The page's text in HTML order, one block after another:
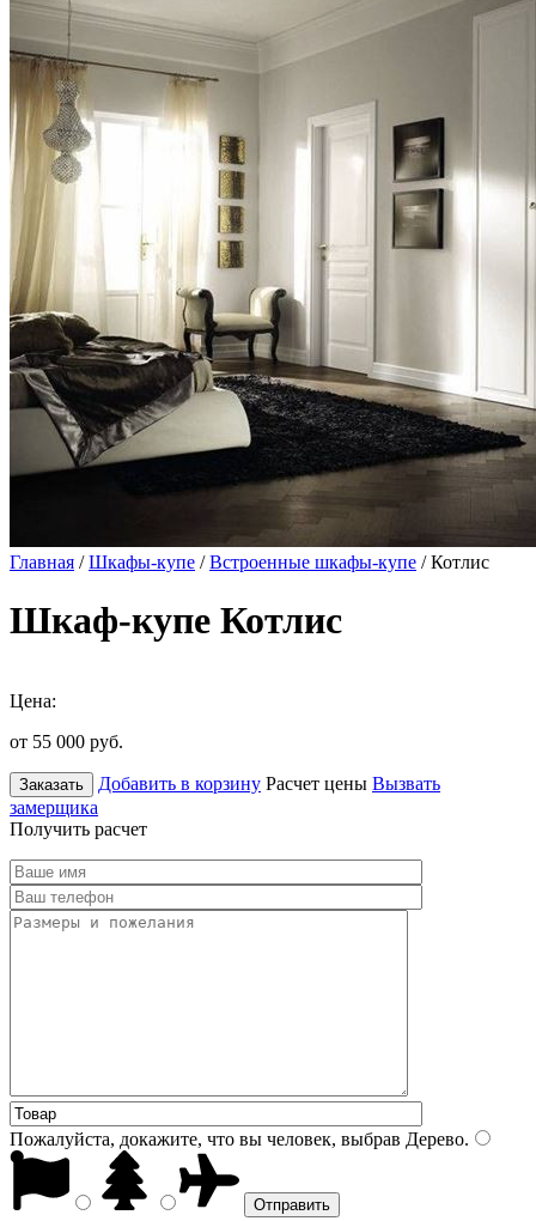
Главная /Шкафы-купе /Встроенные шкафы-купе / Котлис
Шкаф-купе Котлис
Цена:
от 55 000 руб.
Заказать Добавить в корзину Расчет цены Вызвать
замерщика
Получить расчет
Пожалуйста, докажите, что вы человек, выбрав Дерево.